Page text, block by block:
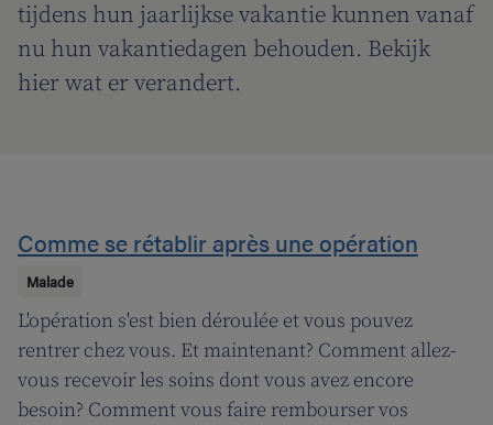
tijdens hun jaarlijkse vakantie kunnen vanaf
nu hun vakantiedagen behouden. Bekijk
hier wat er verandert.
Comme se rétablir après une opération
Malade
L'opération s'est bien déroulée et vous pouvez
rentrer chez vous. Et maintenant? Comment allez-
vous recevoir les soins dont vous avez encore
besoin? Comment vous faire rembourser vos